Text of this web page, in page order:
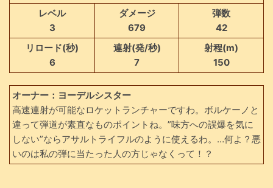
レベル
3
ダメージ
679
弾数
42
リロード(秒)
6
連射(発/秒)
7
射程(m)
150
オーナー：ヨーデルシスター
高速連射が可能なロケットランチャーですわ。ボルケーノと
違って弾道が素直なものポイントね。”味方への誤爆を気に
しない”ならアサルトライフルのように使えるわ。…何よ？悪
いのは私の弾に当たった人の方じゃなくって！？